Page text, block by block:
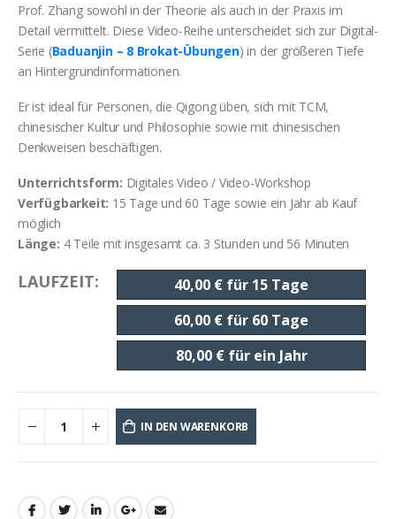
Prof. Zhang sowohl in der Theorie als auch in der Praxis im
Detail vermittelt. Diese Video-Reihe unterscheidet sich zur Digital-
Serie (Baduanjin – 8 Brokat-Übungen) in der größeren Tiefe
an Hintergrundinformationen.
Er ist ideal für Personen, die Qigong üben, sich mit TCM,
chinesischer Kultur und Philosophie sowie mit chinesischen
Denkweisen beschäftigen.
Unterrichtsform: Digitales Video / Video-Workshop
Verfügbarkeit: 15 Tage und 60 Tage sowie ein Jahr ab Kauf
möglich
Länge: 4 Teile mit insgesamt ca. 3 Stunden und 56 Minuten
LAUFZEIT
40,00 € für 15 Tage
60,00 € für 60 Tage
80,00 € für ein Jahr
IN DEN WARENKORB